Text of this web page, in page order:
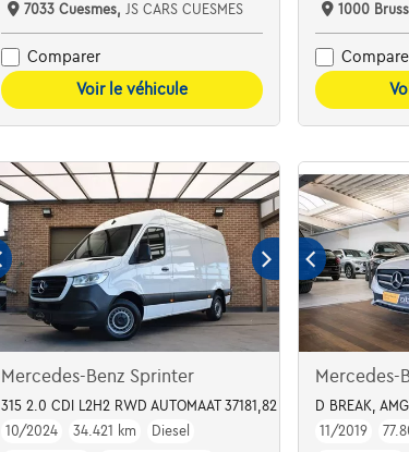
7033 Cuesmes, JS CARS CUESMES
Comparer
Voir le véhicule
1000
Mercedes-Benz Sprinter
315 2.0 CDI L2H2 RWD AUTOMAAT 37181,82 NETTO /
10/2024
34.421 km
Diesel
Mercedes-
D BREAK,
11/2019